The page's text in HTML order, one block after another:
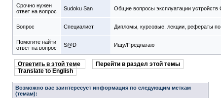
Срочно нужен
ответ на вопрос
Sudoku San Общие вопросы эксплуатации
Вопрос Специалист Дипломы, курсовые, лекции, рефераты
Помогите найти
ответ на вопрос
S@D Ищу/Предлагаю
Ответить в этой теме
Перейти в раздел этой темы
Translate to English
Возможно вас заинтересует информация по следующим меткам
(темам):